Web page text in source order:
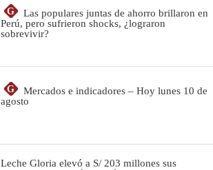
G
Las populares juntas de ahorro brillaron en
Perú, pero sufrieron shocks, ¿lograron
sobrevivir?
G
Mercados e indicadores – Hoy lunes 10 de
agosto
Leche Gloria elevó a S/ 203 millones sus